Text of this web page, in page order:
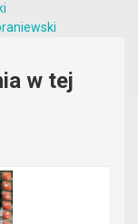
w tej